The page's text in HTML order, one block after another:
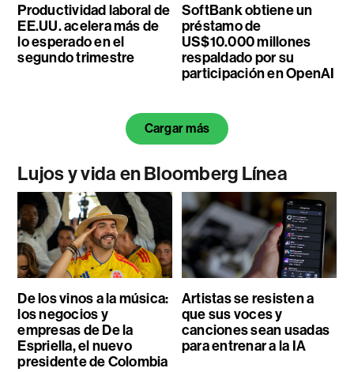
Productividad laboral de
EE.UU. acelera más de
lo esperado en el
segundo trimestre
SoftBank obtiene un
préstamo de
US$10.000 millones
respaldado por su
participación en OpenAI
Cargar más
Lujos y vida en Bloomberg Línea
De los vinos a la música:
los negocios y
empresas de De la
Espriella, el nuevo
presidente de Colombia
Artistas se resisten a
que sus voces y
canciones sean usadas
para entrenar a la IA